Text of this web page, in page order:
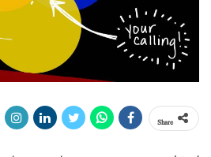
اڄڪلهه جي جديد دور ۾ پريشانين ۽